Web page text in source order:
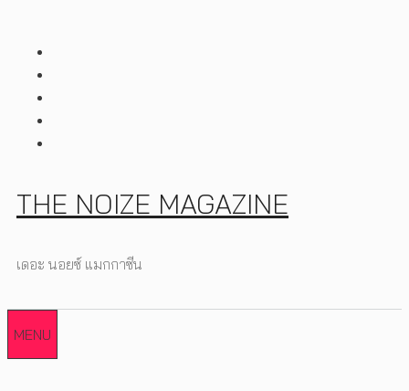
THE NOIZE MAGAZINE
เดอะ นอยซ์ แมกกาซีน
MENU